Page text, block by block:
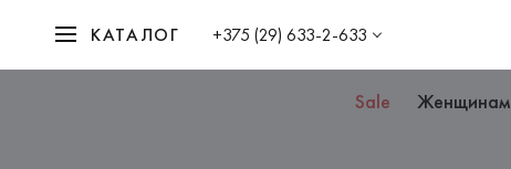
КАТАЛОГ +375 (29) 633-2-633
Sale Женщинам